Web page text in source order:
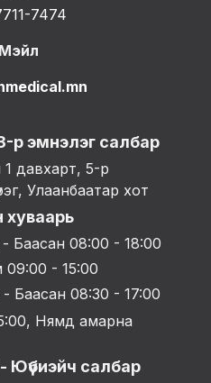
7474
р эмнэлэг салбар
давхарт, 5-р
Улаанбаатар хот
хуваарь
Баасан 08:00 - 18:00
- 15:00
Баасан 08:30 - 17:00
Нямд амарна
салбар